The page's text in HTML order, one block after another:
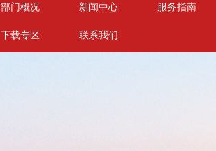
部门概况 新闻中心 服务指南
下载专区 联系我们